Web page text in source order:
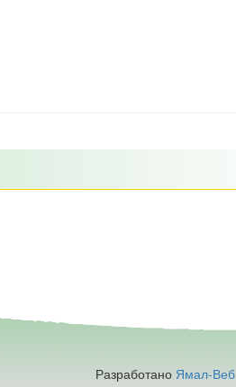
Разработано Ямал-Веб